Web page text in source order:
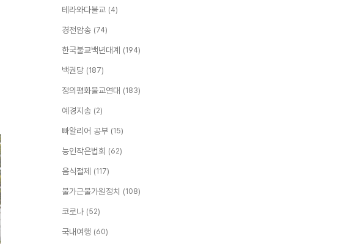
테라와다불교 (4)
경전암송 (74)
한국불교백년대계 (194)
백권당 (187)
정의평화불교연대 (183)
예경지송 (2)
빠알리어 공부 (15)
능인작은법회 (62)
음식절제 (117)
불가근불가원정치 (108)
코로나 (52)
국내여행 (60)